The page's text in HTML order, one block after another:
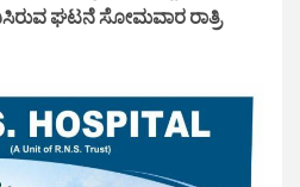
ಘಟನೆ ಸೋಮವಾರ ರಾತ್ರಿ